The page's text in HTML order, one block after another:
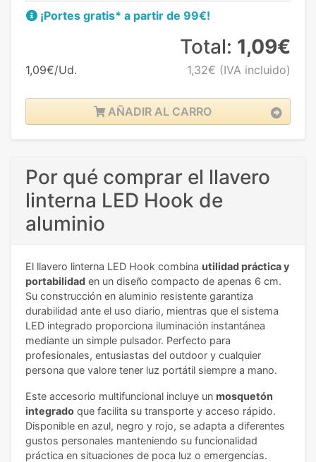
¡Portes gratis* a partir de 99€!
1,09€/Ud.
Total: 1,09€
1,32€ (IVA incluido)
AÑADIR AL CARRO
Por qué comprar el llavero
linterna LED Hook de
aluminio
El llavero linterna LED Hook combina utilidad práctica y
portabilidad en un diseño compacto de apenas 6 cm.
Su construcción en aluminio resistente garantiza
durabilidad ante el uso diario, mientras que el sistema
LED integrado proporciona iluminación instantánea
mediante un simple pulsador. Perfecto para
profesionales, entusiastas del outdoor y cualquier
persona que valore tener luz portátil siempre a mano.
Este accesorio multifuncional incluye un mosquetón
integrado que facilita su transporte y acceso rápido.
Disponible en azul, negro y rojo, se adapta a diferentes
gustos personales manteniendo su funcionalidad
práctica en situaciones de poca luz o emergencias.